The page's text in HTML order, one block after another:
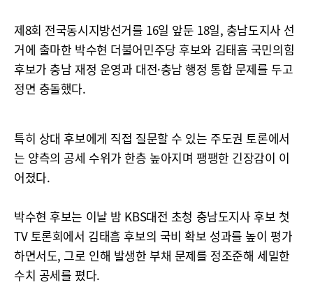
제8회 전국동시지방선거를 16일 앞둔 18일, 충남도지사 선
거에 출마한 박수현 더불어민주당 후보와 김태흠 국민의힘
후보가 충남 재정 운영과 대전·충남 행정 통합 문제를 두고
정면 충돌했다.
특히 상대 후보에게 직접 질문할 수 있는 주도권 토론에서
는 양측의 공세 수위가 한층 높아지며 팽팽한 긴장감이 이
어졌다.
박수현 후보는 이날 밤 KBS대전 초청 충남도지사 후보 첫
TV 토론회에서 김태흠 후보의 국비 확보 성과를 높이 평가
하면서도, 그로 인해 발생한 부채 문제를 정조준해 세밀한
수치 공세를 폈다.